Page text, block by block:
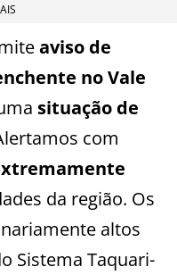
aviso de
no Vale
situação de
com
da região. Os
altos
Sistema Taquari-